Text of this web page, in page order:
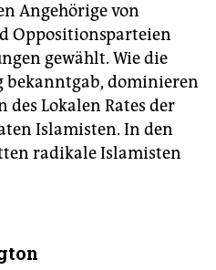
Angehörige von
Oppositionsparteien
gewählt. Wie die
bekanntgab, dominieren
Lokalen Rates der
Islamisten. In den
radikale Islamisten